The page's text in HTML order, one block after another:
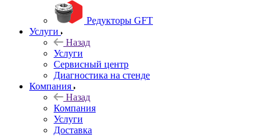
Редукторы GFT
Услуги
Назад
Услуги
Сервисный центр
Диагностика на стенде
Компания
Назад
Компания
Услуги
Доставка